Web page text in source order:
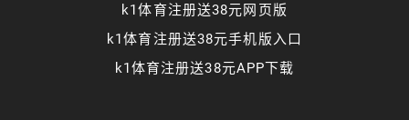
k1体育注册送38元网页版
k1体育注册送38元手机版入口
k1体育注册送38元APP下载